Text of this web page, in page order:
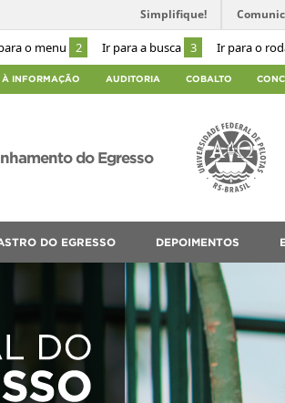
o menu 2 Ir para a busca 3 Ir para o
Simplifique!
À INFORMAÇÃO AUDITORIA COBALTO
do Egresso
DO EGRESSO DEPOIMENTOS